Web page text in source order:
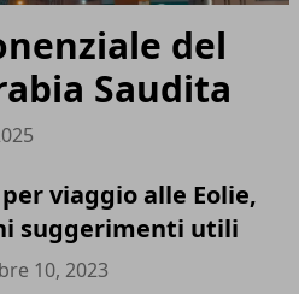
del
Saudita
viaggio alle Eolie,
suggerimenti utili
10, 2023